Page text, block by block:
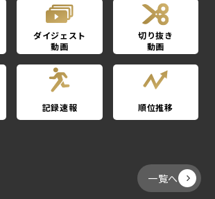
ダイジェスト
動画
切り抜き
動画
記録速報 順位推移
一覧へ